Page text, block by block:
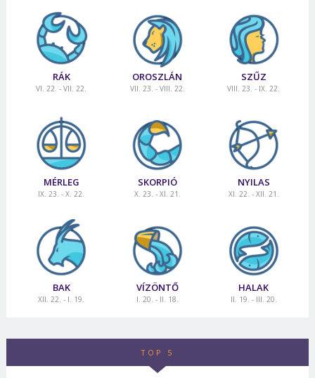
RÁK
VI. 22. - VII. 22.
OROSZLÁN
VII. 23. - VIII. 22.
SZŰZ
VIII. 23. - IX. 22.
MÉRLEG
IX. 23. - X. 22.
SKORPIÓ
X. 23. - XI. 21.
NYILAS
XI. 22. - XII. 21.
BAK
XII. 22. - I. 19.
VÍZÖNTŐ
I. 20. - II. 18.
HALAK
II. 19. - III. 20.
TOP 5